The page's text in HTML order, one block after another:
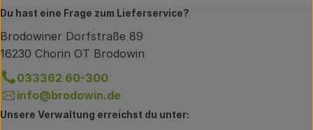
Du hast eine Frage zum Lieferservice?
Brodowiner Dorfstraße 89
16230 Chorin OT Brodowin
033362 60-300
info@brodowin.de
Unsere Verwaltung erreichst du unter: